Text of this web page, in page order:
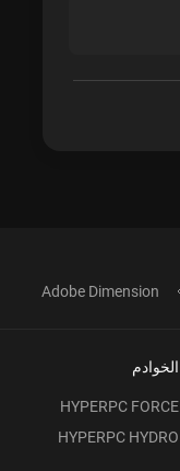
Adobe Dimension
الخوادم
HYPERPC FORCE
HYPERPC HYDRO